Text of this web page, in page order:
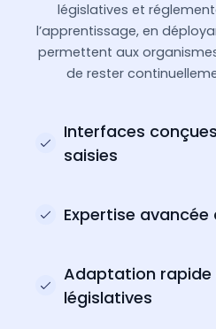
législatives et
l’apprentissage, en
permettent aux
de rester
Interfaces
saisies
Expertise
Adaptation rapide
législatives